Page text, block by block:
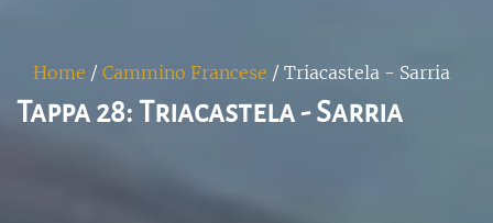
Home / Cammino Francese / Triacastela - Sarria
Tappa 28: Triacastela - Sarria